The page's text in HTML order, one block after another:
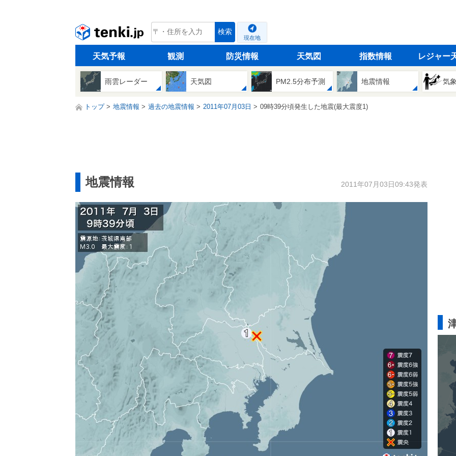
tenki.jp 検索
現在地
天気予報 観測 防災情報 天気図 指数情報 レジャー
雨雲レーダー 天気図 PM2.5分布予測 地震情報 気
トップ 地震情報 過去の地震情報 2011年07月03日 09時39分頃発生した地震(最大震度1)
地震情報 2011年07月03日09:43発表